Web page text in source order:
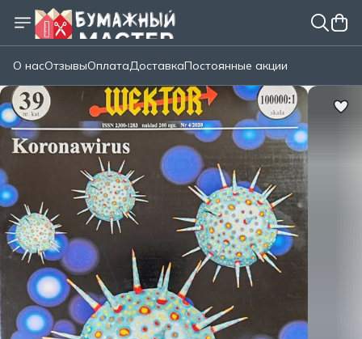
О насОтзывыОплатаДоставкаПостоянные акции